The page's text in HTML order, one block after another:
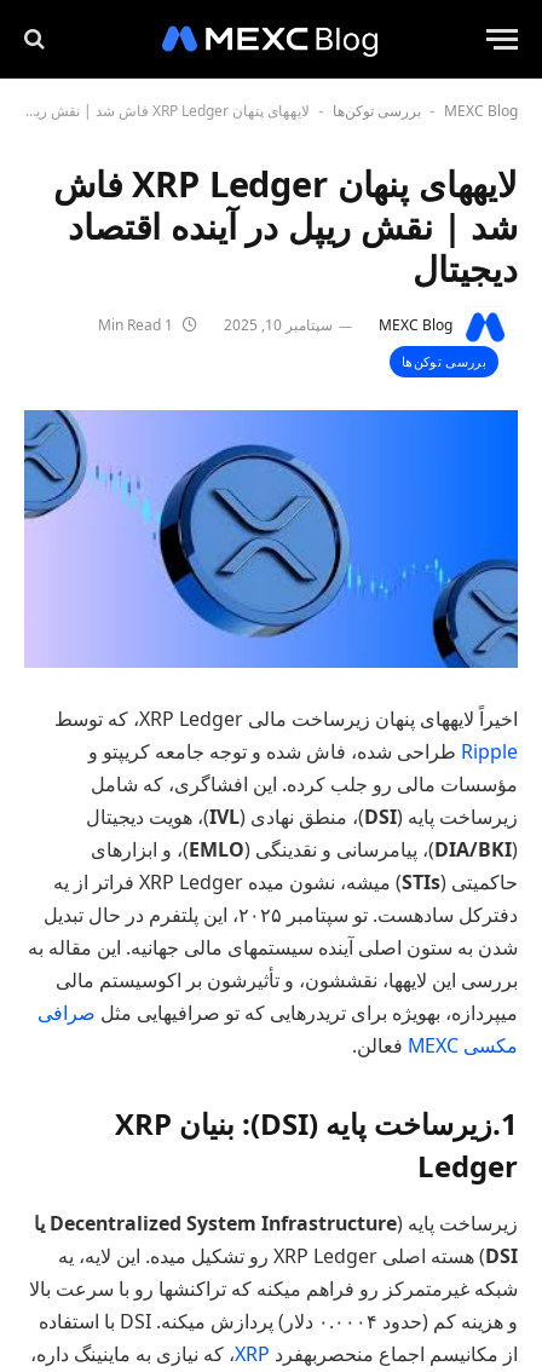
MEXC Blog
- بررسی توکن‌ها - لایههای پنهان XRP Ledger فاش شد | نقش ریپل در آینده اقتصاد دیجیتال
لایههای پنهان XRP Ledger فاش
شد | نقش ریپل در آینده اقتصاد
دیجیتال
MEXC Blog سپتامبر 10, 2025
بررسی توکن‌ها
اخیراً لایههای پنهان زیرساخت مالی XRP Ledger، که توسط
Ripple طراحی شده، فاش شده و توجه جامعه کریپتو و
مؤسسات مالی رو جلب کرده. این افشاگری، که شامل
زیرساخت پایه (DSI)، منطق نهادی (IVL)، هویت دیجیتال
(
DIA/BKI)، پیامرسانی و نقدینگی (EMLO)، و ابزارهای
حاکمیتی (STIs
) میشه، نشون میده XRP Ledger فراتر از یه
دفترکل سادهست. تو سپتامبر ۲۰۲۵، این پلتفرم در حال تبدیل
شدن به ستون اصلی آینده سیستمهای مالی جهانیه. این مقاله به
بررسی این لایهها، نقششون، و تأثیرشون بر اکوسیستم مالی
میپردازه، بهویژه برای تریدرهایی که تو صرافیهایی مثل صرافی
مکسی MEXC
فعالن.
1.زیرساخت پایه (DSI): بنیان XRP
Ledger
زیرساخت پایه (
Decentralized System Infrastructure یا
DSI
) هسته اصلی XRP Ledger رو تشکیل میده. این لایه، یه
شبکه غیرمتمرکز رو فراهم میکنه که تراکنشها رو با سرعت بالا
و هزینه کم (حدود ۰.۰۰۰۴ دلار) پردازش میکنه. DSI با استفاده
از مکانیسم اجماع منحصربهفرد XRP، که نیازی به ماینینگ داره،